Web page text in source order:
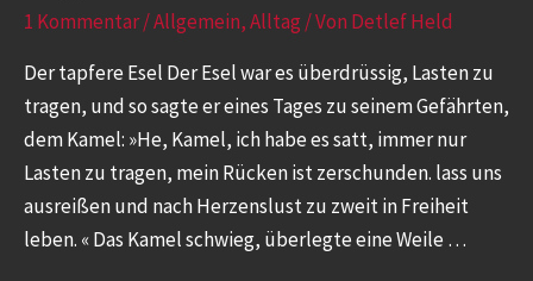
1 Kommentar/Allgemein,Alltag / Von Detlef Held
Der tapfere Esel Der Esel war es überdrüssig, Lasten zu
tragen, und so sagte er eines Tages zu seinem Gefährten,
dem Kamel: »He, Kamel, ich habe es satt, immer nur
Lasten zu tragen, mein Rücken ist zerschunden. lass uns
ausreißen und nach Herzenslust zu zweit in Freiheit
leben. « Das Kamel schwieg, überlegte eine Weile …